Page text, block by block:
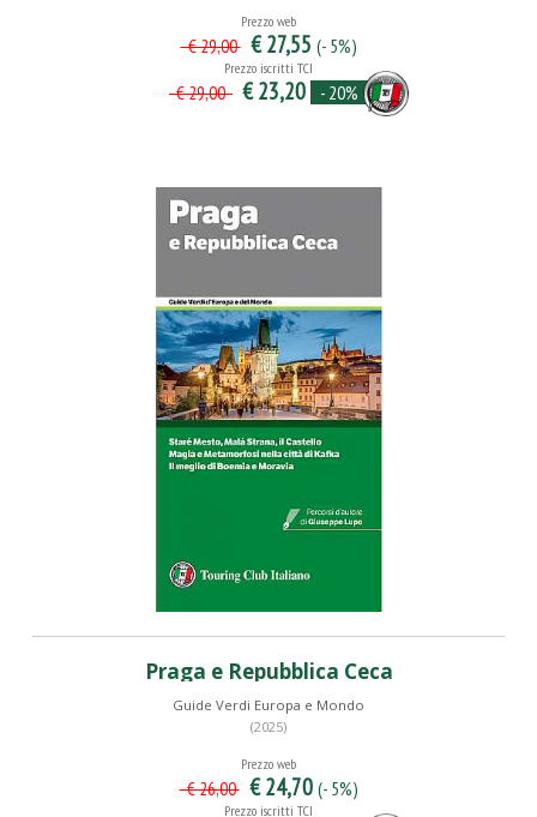
Prezzo web
€ 29,00 € 27,55 (- 5%)
Prezzo iscritti TCI
€ 29,00 € 23,20 - 20%
Praga e Repubblica Ceca
Guide Verdi Europa e Mondo
(2025)
Prezzo web
€ 26,00 € 24,70 (- 5%)
Prezzo iscritti TCI